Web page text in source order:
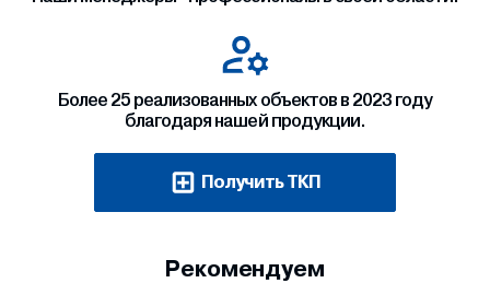
Более 25 реализованных объектов в 2023 году
благодаря нашей продукции.
Получить ТКП
Рекомендуем